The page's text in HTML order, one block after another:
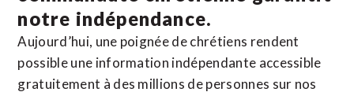
notre indépendance.
Aujourd’hui, une poignée de chrétiens rendent
possible une information indépendante accessible
gratuitement à des millions de personnes sur nos